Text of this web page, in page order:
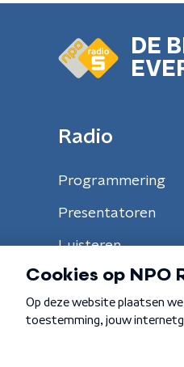
DE
Radio
Programmering
Presentatoren
Luisteren
Algemene